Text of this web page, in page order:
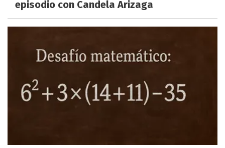
episodio con Candela Arizaga